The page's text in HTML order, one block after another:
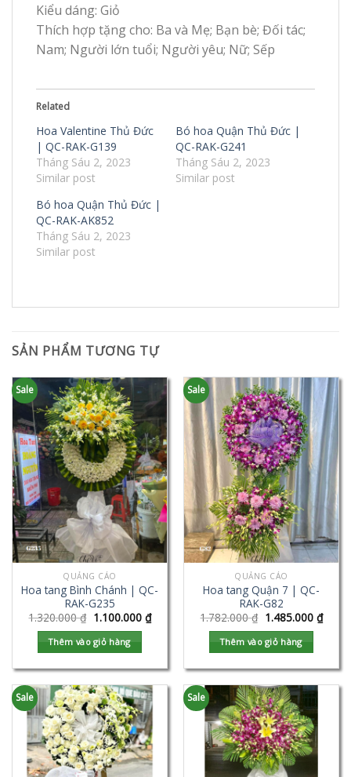
Kiểu dáng: Giỏ
Thích hợp tặng cho: Ba và Mẹ; Bạn bè; Đối tác;
Nam; Người lớn tuổi; Người yêu; Nữ; Sếp
Related
Hoa Valentine Thủ Đức
| QC-RAK-G139
Tháng Sáu 2, 2023
Similar post
Bó hoa Quận Thủ Đức |
QC-RAK-G241
Tháng Sáu 2, 2023
Similar post
Bó hoa Quận Thủ Đức |
QC-RAK-AK852
Tháng Sáu 2, 2023
Similar post
SẢN PHẨM TƯƠNG TỰ
Sale
QUẢNG CÁO
Hoa tang Bình Chánh | QC-
RAK-G235
1.320.000₫ 1.100.000 ₫
Thêm vào giỏ hàng
Sale
QUẢNG CÁO
Hoa tang Quận 7 | QC-
RAK-G82
1.782.000₫ 1.485.000 ₫
Thêm vào giỏ hàng
Sale Sale